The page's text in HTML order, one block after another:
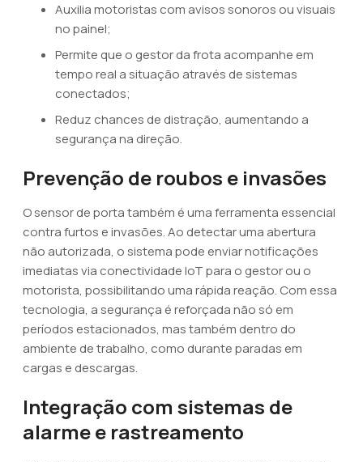
Auxilia motoristas com avisos sonoros ou visuais
no painel;
Permite que o gestor da frota acompanhe em
tempo real a situação através de sistemas
conectados;
Reduz chances de distração, aumentando a
segurança na direção.
Prevenção de roubos e invasões
O sensor de porta também é uma ferramenta essencial
contra furtos e invasões. Ao detectar uma abertura
não autorizada, o sistema pode enviar notificações
imediatas via conectividade IoT para o gestor ou o
motorista, possibilitando uma rápida reação. Com essa
tecnologia, a segurança é reforçada não só em
períodos estacionados, mas também dentro do
ambiente de trabalho, como durante paradas em
cargas e descargas.
Integração com sistemas de
alarme e rastreamento